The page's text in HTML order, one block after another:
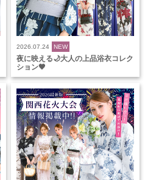
2026.07.24 NEW
夜に映える🌙大人の上品浴衣コレク
ション🖤